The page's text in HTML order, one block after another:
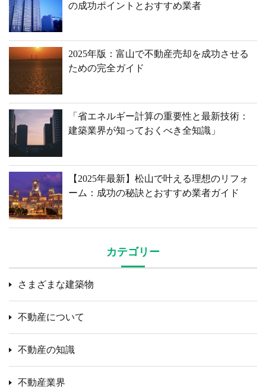
の成功ポイントとおすすめ業者
2025年版：富山で不動産売却を成功させる
ための完全ガイド
「省エネルギー計算の重要性と最新技術：
建築業界が知っておくべき全知識」
【2025年最新】松山で叶える理想のリフォ
ーム：成功の秘訣とおすすめ業者ガイド
カテゴリー
さまざまな建築物
不動産について
不動産の知識
不動産業界